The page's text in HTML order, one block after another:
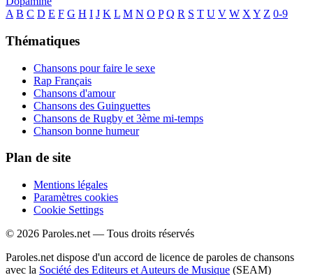
A B C D E F G H I J K L M N O P Q R S T U V W X Y Z 0-9
Thématiques
Chansons pour faire le sexe
Rap Français
Chansons d'amour
Chansons des Guinguettes
Chansons de Rugby et 3ème mi-temps
Chanson bonne humeur
Plan de site
Mentions légales
Paramètres cookies
Cookie Settings
© 2026 Paroles.net — Tous droits réservés
Paroles.net dispose d'un accord de licence de paroles de chansons
avec la Société des Editeurs et Auteurs de Musique (SEAM)